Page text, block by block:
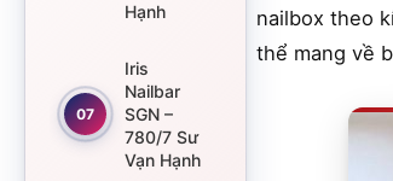
Hạnh
07
Iris
Nailbar
SGN –
780/7 Sư
Vạn Hạnh
nailbox theo
thể mang về